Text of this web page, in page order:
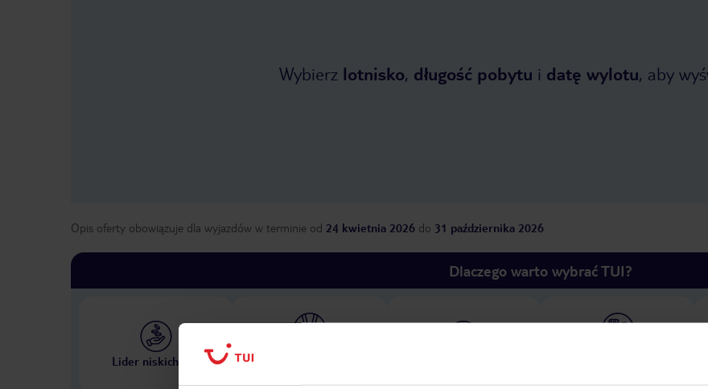
Wybierz lotnisko, długość pobytu i datę wylotu, aby
Opis oferty obowiązuje dla wyjazdów w terminie od 24 kwietnia 2026 do 31 października 2026
Dlaczego warto wybrać TUI?
Lider niskich cen
Największe biuro podróży